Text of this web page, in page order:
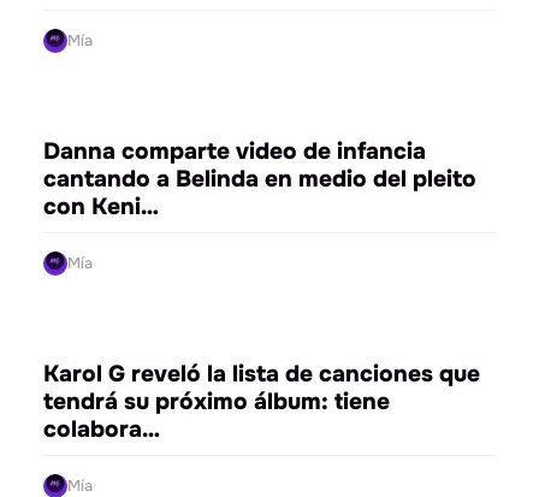
Mía
ENTRETENIMIENTO
Danna comparte video de infancia
cantando a Belinda en medio del pleito
con Keni…
Mía
ENTRETENIMIENTO
Karol G reveló la lista de canciones que
tendrá su próximo álbum: tiene
colabora…
Mía